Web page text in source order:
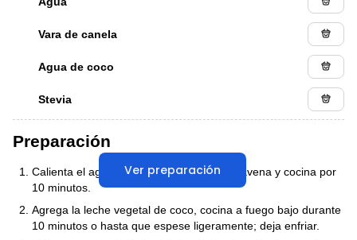
Vara de canela
Agua de coco
Stevia
Ver preparación
Preparación
Calienta el agua natural con la canela, la avena y cocina por
10 minutos.
Agrega la leche vegetal de coco, cocina a fuego bajo durante
10 minutos o hasta que espese ligeramente; deja enfriar.